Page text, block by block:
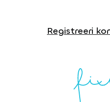
Registreeri